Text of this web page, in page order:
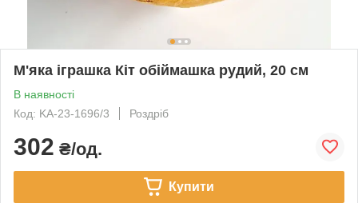
М'яка іграшка Кіт обіймашка рудий, 20 см
В наявності
Код: KA-23-1696/3
Роздріб
302 ₴/од.
Купити